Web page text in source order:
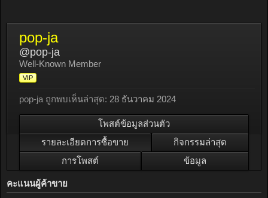
pop-ja
@pop-ja
Well-Known Member
VIP
pop-ja ถูกพบเห็นล่าสุด: 28 ธันวาคม 2024
โพสต์ข้อมูลส่วนตัว
รายละเอียดการซื้อขาย
กิจกรรมล่าสุด
การโพสต์
ข้อมูล
คะแนนผู้ค้าขาย